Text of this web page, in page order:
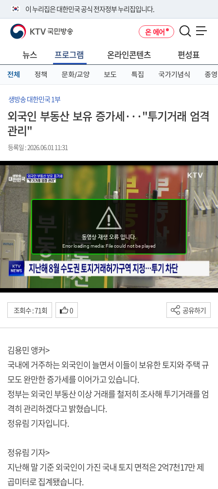
이 누리집은 대한민국 공식 전자정부 누리집입니다.
공식 누리집 주소 확인하기
니다.
이밖에 or.kr 또는 .kr등 다른 도메인 주소를 사용하고 있다면 아래 URL에
서 도메인 주소를 확인해 보세요
KTV 국민방송 온 에어
뉴스 프로그램 온라인콘텐츠 편성표
전체 정책 문화/교양 보도 특집 국가기념식 종영
생방송 대한민국 1부
외국인 부동산 보유 증가세···"투기거래 엄격
관리"
등록일 : 2026.06.01 11:31
조회수 : 71회 0 공유하기
김용민 앵커>
국내에 거주하는 외국인이 늘면서 이들이 보유한 토지와 주택 규
모도 완만한 증가세를 이어가고 있습니다.
정부는 외국인 부동산 이상 거래를 철저히 조사해 투기거래를 엄
격히 관리하겠다고 밝혔습니다.
정유림 기자입니다.
정유림 기자>
지난해 말 기준 외국인이 가진 국내 토지 면적은 2억7천17만 제
곱미터로 집계됐습니다.